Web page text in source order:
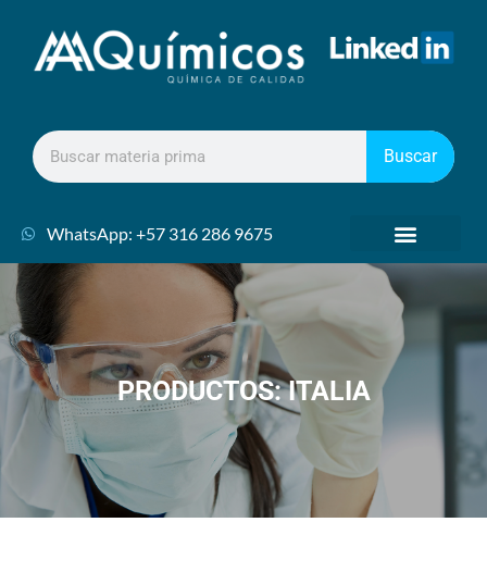
Buscar
WhatsApp: +57 316 286 9675
PRODUCTOS: ITALIA